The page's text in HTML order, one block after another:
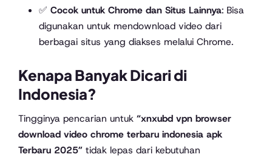
✅ Cocok untuk Chrome dan Situs Lainnya: Bisa
digunakan untuk mendownload video dari
berbagai situs yang diakses melalui Chrome.
Kenapa Banyak Dicari di
Indonesia?
Tingginya pencarian untuk “xnxubd vpn browser
download video chrome terbaru indonesia apk
Terbaru 2025” tidak lepas dari kebutuhan